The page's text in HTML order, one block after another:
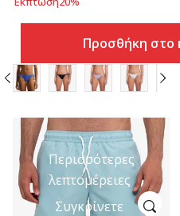
Προσθήκη στο
Περισσότερες
λεπτομέρειες
Συγκρίνετε